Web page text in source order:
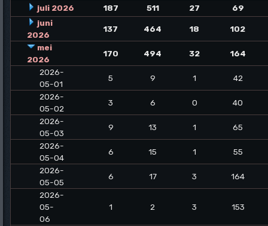
juli 2026 187 511 27
69
juni
2026
137 464 18
102
mei
2026
170 494 32
164
2026-
05-01
5 9 1
42
2026-
05-02
3 6 0
40
2026-
05-03
9 13 1
65
2026-
05-04
6 15 1
55
2026-
05-05
6 17 3
164
2026-
05-
06
1 2 3 153